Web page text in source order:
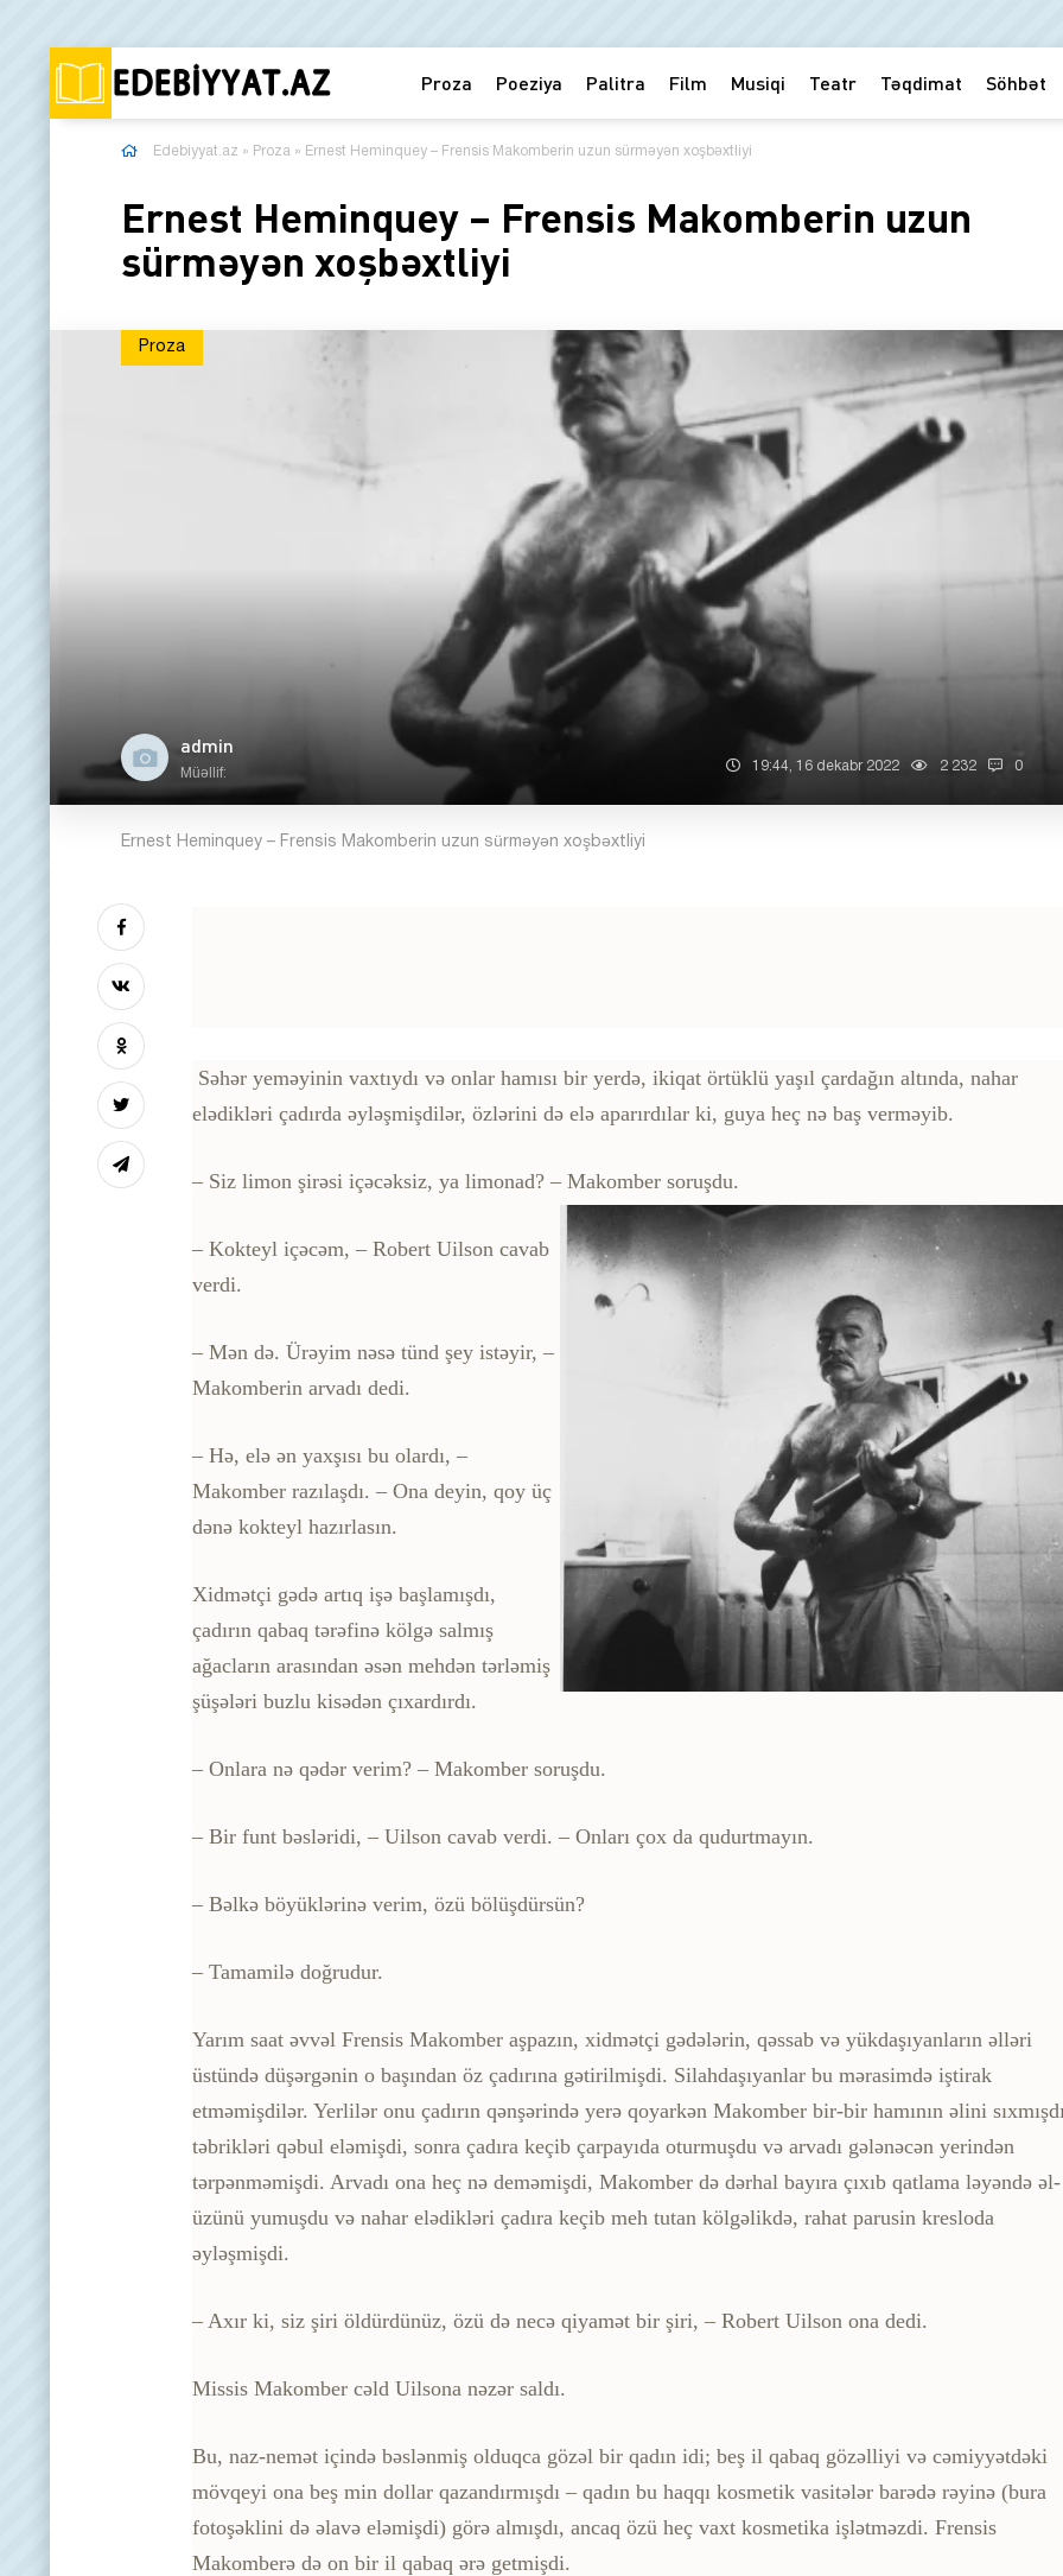
Proza Poeziya Palitra Film Musiqi Teatr Təqdimat Söhbət
Edebiyyat.az » Proza » Ernest Heminquey – Frensis Makomberin uzun sürməyən xoşbəxtliyi
Ernest Heminquey – Frensis Makomberin uzun
sürməyən xoşbəxtliyi
Proza
admin
Müəllif:
19:44, 16 dekabr 2022 2 232 0
Ernest Heminquey – Frensis Makomberin uzun sürməyən xoşbəxtliyi
Səhər yeməyinin vaxtıydı və onlar hamısı bir yerdə, ikiqat örtüklü yaşıl çardağın altında, nahar
elədikləri çadırda əyləşmişdilər, özlərini də elə aparır­dılar ki, guya heç nə baş verməyib.
– Siz limon şirəsi içəcəksiz, ya limonad? – Makomber soruşdu.
– Kokteyl içəcəm, – Robert Uilson cavab
verdi.
– Mən də. Ürəyim nəsə tünd şey istəyir, –
Makomberin arvadı dedi.
– Hə, elə ən yaxşısı bu olardı, –
Makomber razılaşdı. – Ona deyin, qoy üç
dənə kokteyl hazırlasın.
Xidmətçi gədə artıq işə başlamışdı,
çadırın qabaq tərəfinə kölgə salmış
ağacların arasından əsən mehdən tərləmiş
şüşələri buzlu kisədən çıxar­dırdı.
– Onlara nə qədər verim? – Makomber soruşdu.
– Bir funt bəsləridi, – Uilson cavab verdi. – Onları çox da qudurtmayın.
– Bəlkə böyüklərinə verim, özü bölüşdürsün?
– Tamamilə doğrudur.
Yarım saat əvvəl Frensis Makomber aşpa­zın, xidmətçi gədələrin, qəssab və yükdaşıyanların əlləri
üstündə düşərgənin o başından öz çadırına gətirilmişdi. Silahdaşıyanlar bu mərasimdə iştirak
etməmişdilər. Yerlilər onu çadırın qənşərində yerə qoyarkən Makomber bir-bir hamının əlini
təbrikləri qəbul eləmişdi, sonra çadıra keçib çarpa­yıda oturmuşdu və arvadı gələnəcən yerindən
tərpənməmişdi. Arvadı ona heç nə deməmişdi, Makomber də dərhal bayıra çıxıb qatlama ləyəndə əl-
üzünü yumuşdu və nahar elədikləri çadıra keçib meh tutan kölgəlikdə, rahat parusin kresloda
əyləşmişdi.
– Axır ki, siz şiri öldürdünüz, özü də necə qiyamət bir şiri, – Robert Uilson ona dedi.
Missis Makomber cəld Uilsona nəzər saldı.
Bu, naz-nemət içində bəslənmiş olduqca gözəl bir qadın idi; beş il qabaq gözəlliyi və cəmiyyətdəki
mövqeyi ona beş min dollar qazandırmışdı – qadın bu haqqı kosmetik vasitələr barədə rəyinə (bura
fotoşəklini də əlavə eləmişdi) görə almışdı, ancaq özü heç vaxt kosmetika işlətməzdi. Frensis
Makomberə də on bir il qabaq ərə getmişdi.